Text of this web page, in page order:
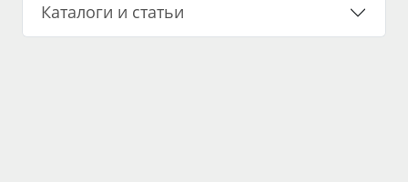
Каталоги и статьи